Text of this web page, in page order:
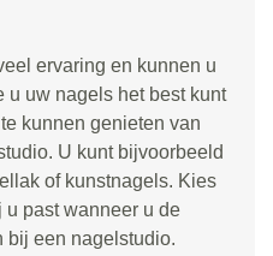
ervaring en kunnen u
u uw nagels het best kunt
kunnen genieten van
U kunt bijvoorbeeld
of kunstnagels. Kies
past wanneer u de
bij een nagelstudio.